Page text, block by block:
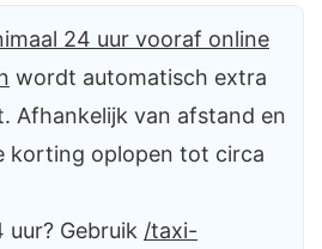
24 uur vooraf online
wordt automatisch extra
Afhankelijk van afstand en
korting oplopen tot circa
uur? Gebruik /taxi-